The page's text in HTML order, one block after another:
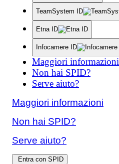
TeamSystem ID
Etna ID
Infocamere ID
Maggiori informazioni
Non hai SPID?
Serve aiuto?
Maggiori informazioni
Non hai SPID?
Serve aiuto?
Entra con SPID